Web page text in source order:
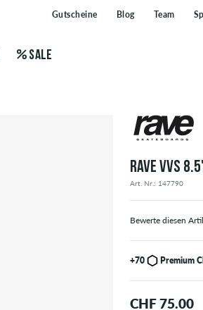
Gutscheine Blog Team
SALE
RAVE VVS
Art. Nr.: 147790
Bewerte diesen
+70 Premium
CHF 75.00